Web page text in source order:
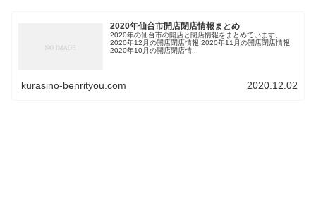
2020年仙台市開店閉店情報まとめ
2020年の仙台市の開店と閉店情報をまとめています。
2020年12月の開店閉店情報 2020年11月の開店閉店情報
2020年10月の開店閉店情...
kurasino-benrityou.com 2020.12.02